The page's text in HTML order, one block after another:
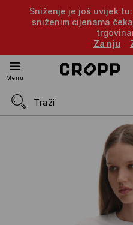
Sniženje je još uvijek
sniženim cijenama
Za nju
Menu